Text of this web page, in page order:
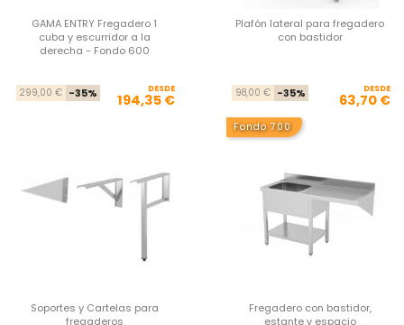
GAMA ENTRY Fregadero 1
cuba y escurridor a la
derecha - Fondo 600
Precio base
299,00 € -35% Precio
DESDE
194,35 €
Plafón lateral para fregadero
con bastidor
98,00 € -35% DESDE
63,70 €
Soportes y Cartelas para
fregaderos
Fondo 700
Fregadero con bastidor,
estante y espacio